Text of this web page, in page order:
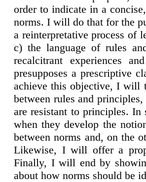
order to indicate in a
norms. I will do that for the
a reinterpretative process of
c) the language of rules
recalcitrant experiences
presupposes a prescriptive
achieve this objective, I will
between rules and
are resistant to principles.
when they develop the
between norms and, on the
Likewise, I will offer a
Finally, I will end by
about how norms should be